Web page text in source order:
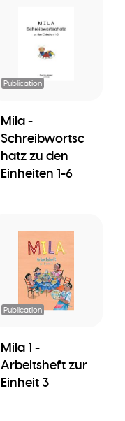
Publication
Mila -
Schreibwortsc
hatz zu den
Einheiten 1-6
Publication
Mila 1 -
Arbeitsheft zur
Einheit 3